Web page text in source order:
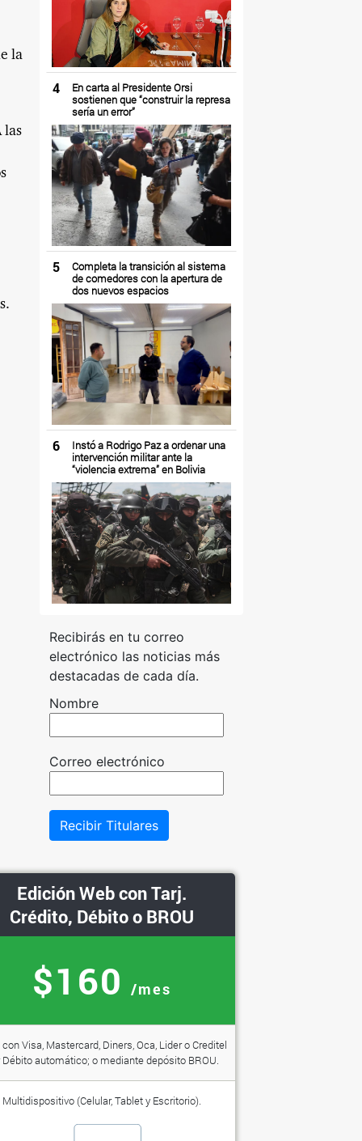
la
las
4
En carta al Presidente Orsi
sostienen que “construir la represa
sería un error”
5
Completa la transición al sistema
de comedores con la apertura de
dos nuevos espacios
6
Instó a Rodrigo Paz a ordenar una
intervención militar ante la
“violencia extrema” en Bolivia
Recibirás en tu correo
electrónico las noticias más
destacadas de cada día.
Nombre
Correo electrónico
Recibir Titulares
Edición Web con Tarj.
Crédito, Débito o BROU
$160 /mes
con Visa, Mastercard, Diners, Oca, Lider o Creditel
Débito automático; o mediante depósito BROU.
Multidispositivo (Celular, Tablet y Escritorio).